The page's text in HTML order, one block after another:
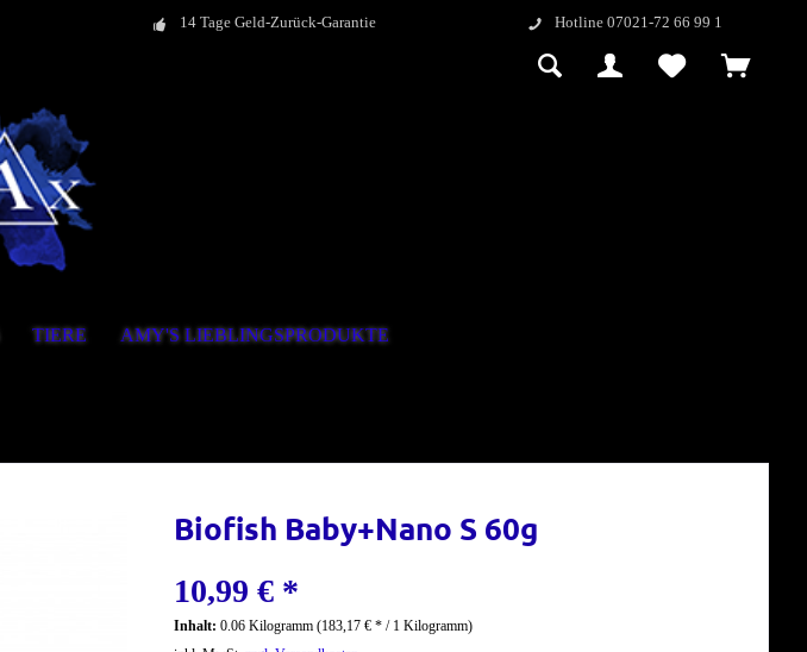
14 Tage Geld-Zurück-Garantie Hotline 07021-72 66 99 1
TIERE AMY'S LIEBLINGSPRODUKTE
Biofish Baby+Nano S 60g
10,99 € *
Inhalt: 0.06 Kilogramm (183,17 € * / 1 Kilogramm)